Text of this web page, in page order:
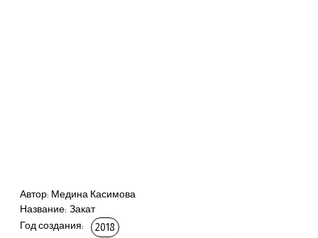
Автор: Медина Касимова
Название: Закат
Год создания:
2018